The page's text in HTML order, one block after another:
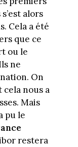
alors
Cela a été
que ce
ou le
ne
On
nous a
Mais
pu le
restera